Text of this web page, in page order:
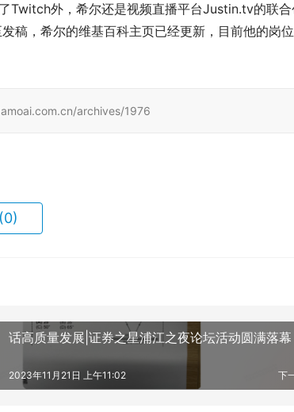
Twitch外，希尔还是视频直播平台Justin.tv的联合
稿，希尔的维基百科主页已经更新，目前他的岗
archives/1976
(0)
话高质量发展|证券之星浦江之夜论坛活动圆满落幕
下
2023年11月21日 上午11:02